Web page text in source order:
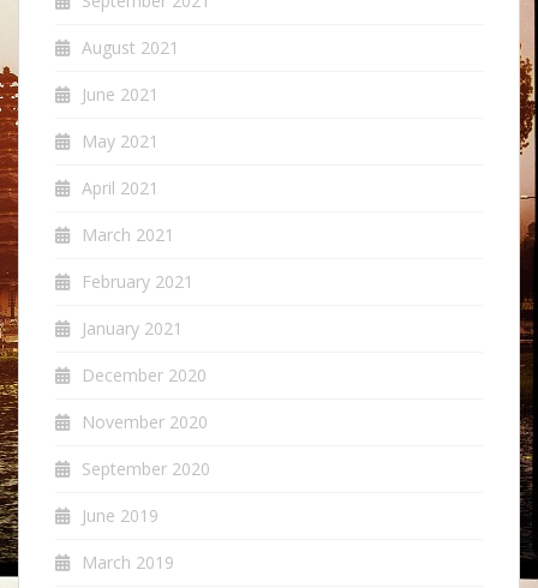
August 2021
June 2021
May 2021
April 2021
March 2021
February 2021
January 2021
December 2020
November 2020
September 2020
June 2019
March 2019